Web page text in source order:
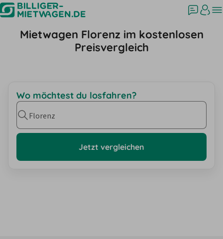
Mietwagen Florenz im kostenlosen
Preisvergleich
Wo möchtest du losfahren?
Florenz
Jetzt vergleichen